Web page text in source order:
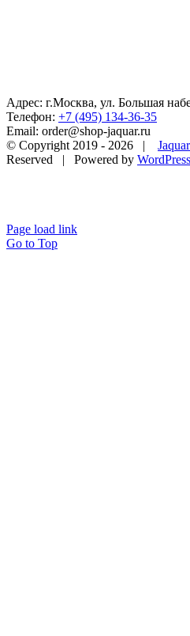
Адрес: г.Москва, ул. Большая
Телефон: +7 (495) 134-36-35
Email: order@shop-jaquar.ru
© Copyright 2019 - 2026 |
Reserved | Powered by WordPress
Page load link
Go to Top